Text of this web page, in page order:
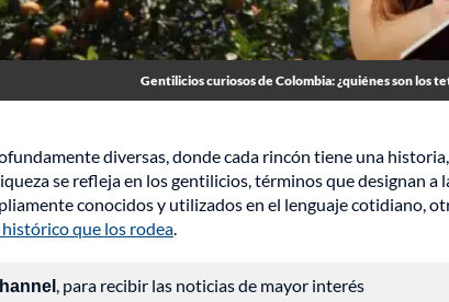
Gentilicios curiosos de Colombia: ¿quiénes son los
diversas, donde cada rincón tiene una
se refleja en los gentilicios, términos que designan a
conocidos y utilizados en el lenguaje cotidiano,
que los rodea.
, para recibir las noticias de mayor interés